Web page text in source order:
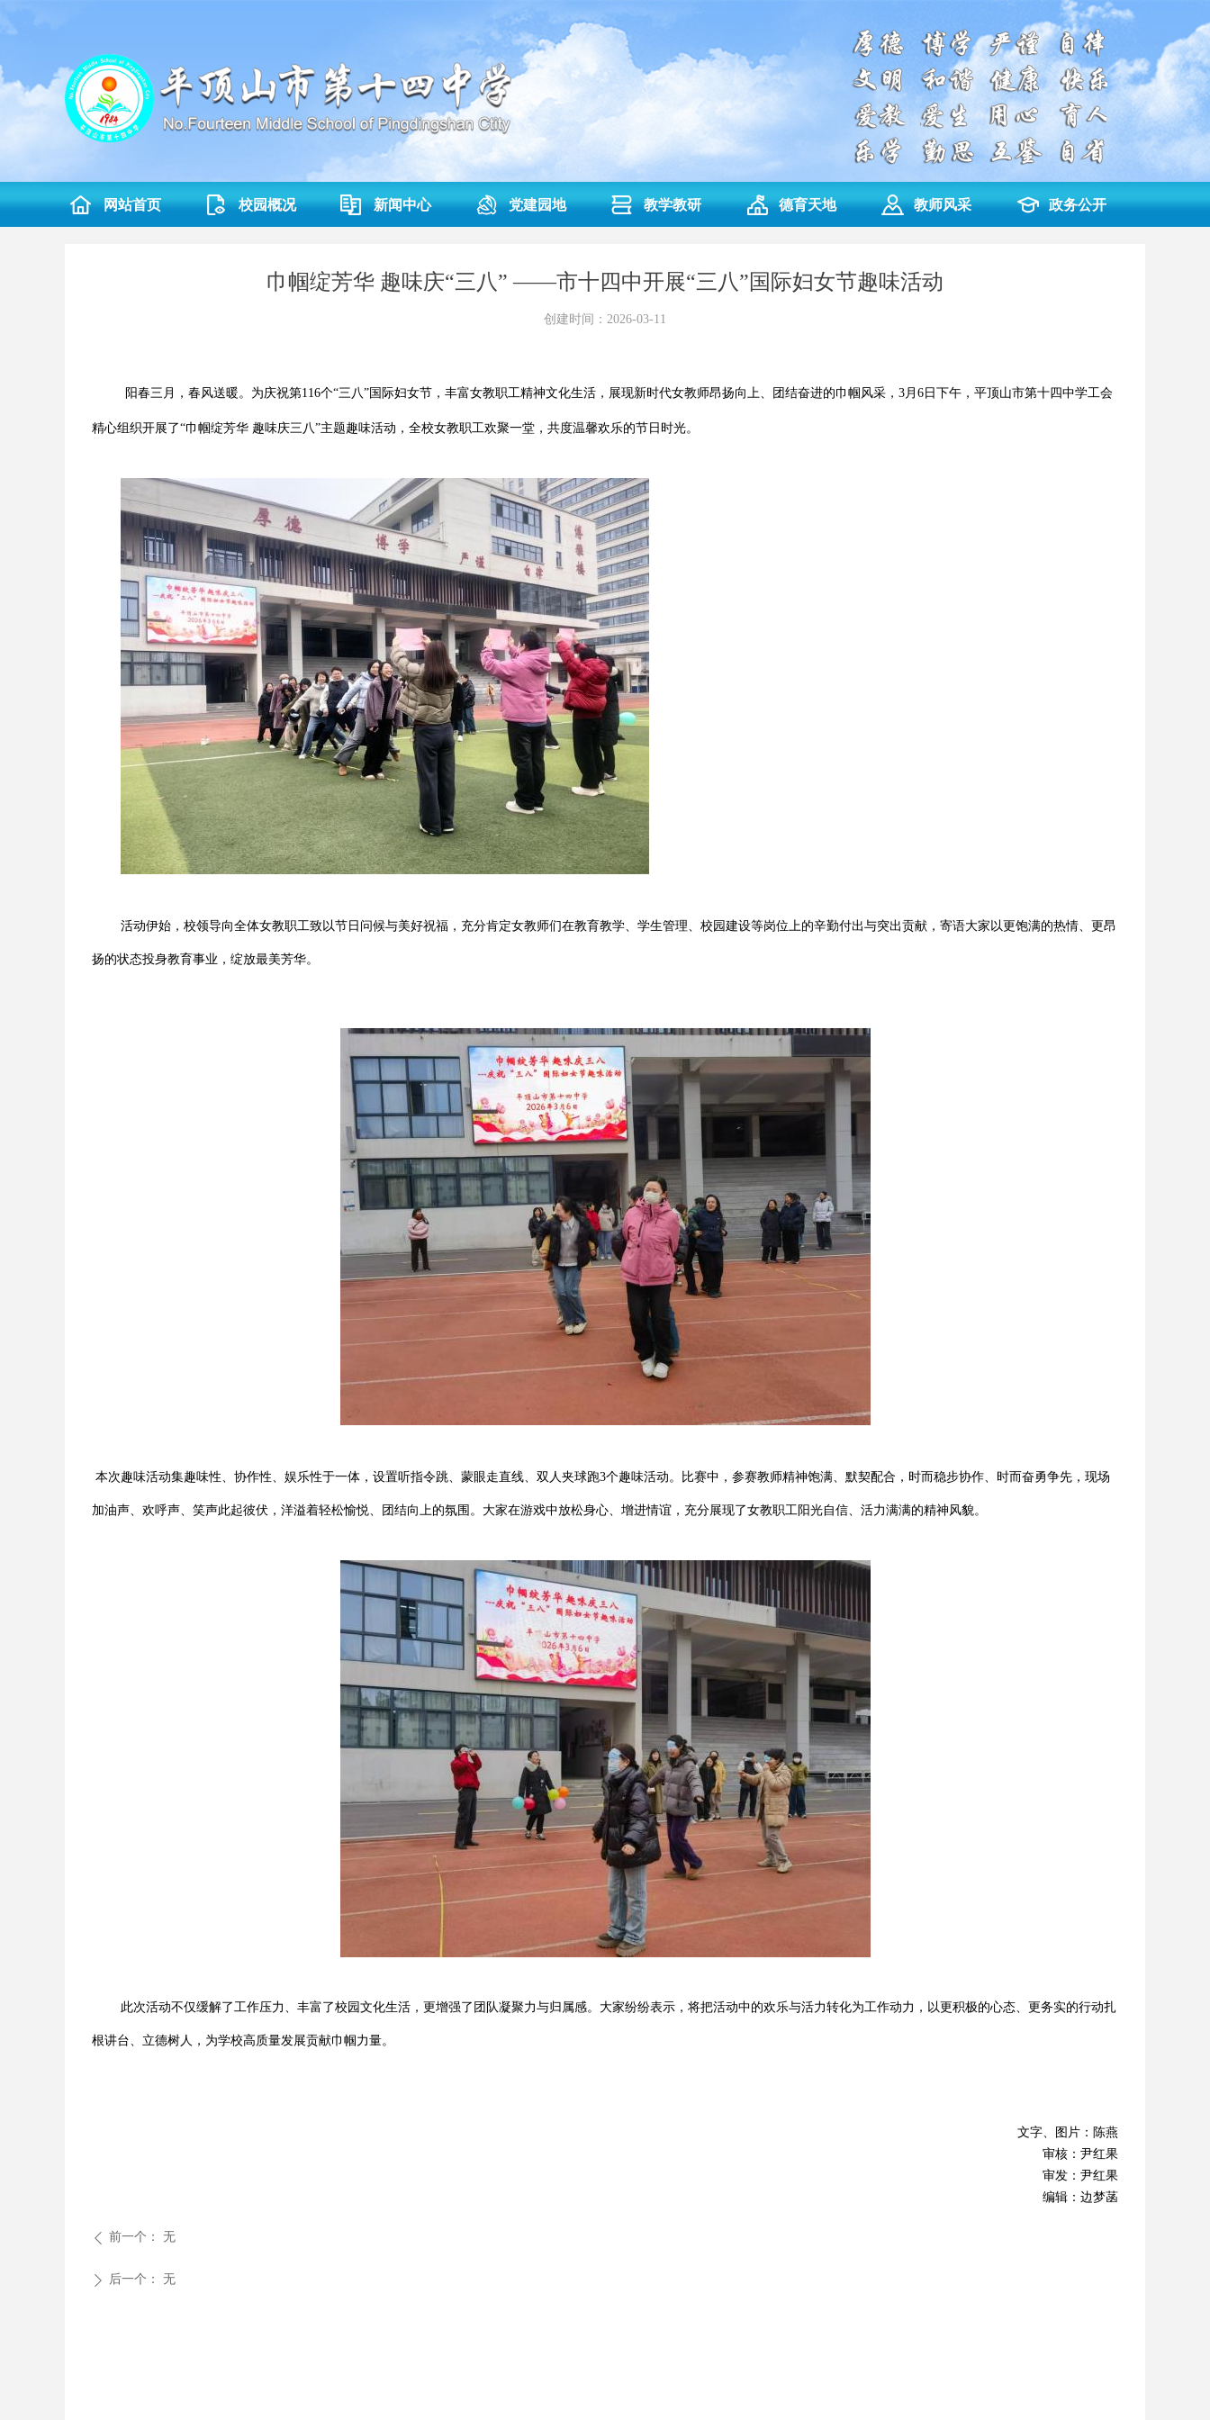
网站首页 校园概况 新闻中心 党建园地 教学教研 德育天地 教师风采 政务公开
巾帼绽芳华 趣味庆“三八” ——市十四中开展“三八”国际妇女节趣味活动
创建时间： 2026-03-11
阳春三月，春风送暖。为庆祝第116个“三八”国际妇女节，丰富女教职工精神文化生活，展现新时代女教师昂扬向上、团结奋进的巾帼风采，3月6日下午，平顶山市第十四中学工会
精心组织开展了“巾帼绽芳华 趣味庆三八”主题趣味活动，全校女教职工欢聚一堂，共度温馨欢乐的节日时光。
活动伊始，校领导向全体女教职工致以节日问候与美好祝福，充分肯定女教师们在教育教学、学生管理、校园建设等岗位上的辛勤付出与突出贡献，寄语大家以更饱满的热情、更昂
扬的状态投身教育事业，绽放最美芳华。
本次趣味活动集趣味性、协作性、娱乐性于一体，设置听指令跳、蒙眼走直线、双人夹球跑3个趣味活动。比赛中，参赛教师精神饱满、默契配合，时而稳步协作、时而奋勇争先，现场
加油声、欢呼声、笑声此起彼伏，洋溢着轻松愉悦、团结向上的氛围。大家在游戏中放松身心、增进情谊，充分展现了女教职工阳光自信、活力满满的精神风貌。
此次活动不仅缓解了工作压力、丰富了校园文化生活，更增强了团队凝聚力与归属感。大家纷纷表示，将把活动中的欢乐与活力转化为工作动力，以更积极的心态、更务实的行动扎
根讲台、立德树人，为学校高质量发展贡献巾帼力量。
文字、图片：陈燕
审核：尹红果
审发：尹红果
编辑：边梦菡
ꄴ 前一个： 无
ꄲ 后一个： 无